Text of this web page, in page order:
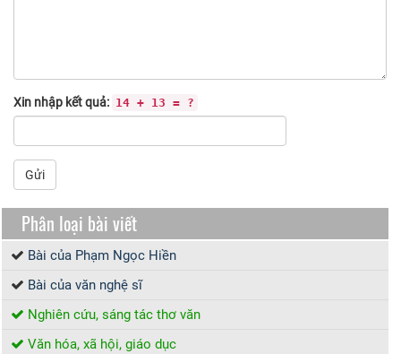
Xin nhập kết quả: 14 + 13 = ?
Gửi
Phân loại bài viết
Bài của Phạm Ngọc Hiền
Bài của văn nghệ sĩ
Nghiên cứu, sáng tác thơ văn
Văn hóa, xã hội, giáo dục